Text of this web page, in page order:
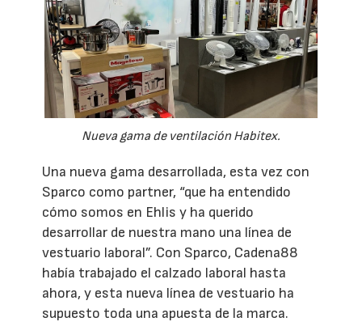
Nueva gama de ventilación Habitex.
Una nueva gama desarrollada, esta vez con
Sparco como partner, “que ha entendido
cómo somos en Ehlis y ha querido
desarrollar de nuestra mano una línea de
vestuario laboral”. Con Sparco, Cadena88
había trabajado el calzado laboral hasta
ahora, y esta nueva línea de vestuario ha
supuesto toda una apuesta de la marca.